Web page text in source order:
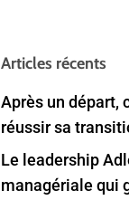
Articles récents
Après un départ,
réussir sa
Le leadership
managériale qui